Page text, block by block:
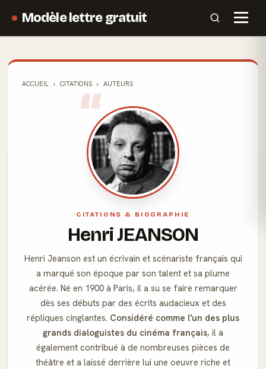
Modèle lettre gratuit
ACCUEIL CITATIONS AUTEURS
CITATIONS & BIOGRAPHIE
Henri JEANSON
Henri Jeanson est un écrivain et scénariste français qui
a marqué son époque par son talent et sa plume
acérée. Né en 1900 à Paris, il a su se faire remarquer
dès ses débuts par des écrits audacieux et des
répliques cinglantes. Considéré comme l'un des plus
grands dialoguistes du cinéma français, il a
également contribué à de nombreuses pièces de
théâtre et a laissé derrière lui une oeuvre riche et